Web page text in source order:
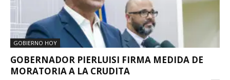
GOBIERNO HOY
GOBERNADOR PIERLUISI FIRMA MEDIDA DE
MORATORIA A LA CRUDITA